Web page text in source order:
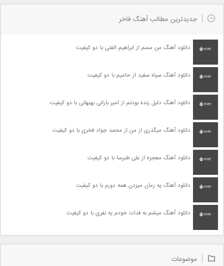
جدیدترین مطالب آهنگ فاخر
دانلود آهنگ من مسم از ابراهیم الفتی با دو کیفیت
دانلود آهنگ سیاه سفید از حامیم با دو کیفیت
دانلود آهنگ دلیل زنده بودنم از امیر بارانی بهبهانی با دو کیفیت
دانلود آهنگ میگذری از من از محمد جواد فخری با دو کیفیت
دانلود آهنگ معجزه از علی طبرسا با دو کیفیت
دانلود آهنگ یه زمان میزدن همه دورم با دو کیفیت
دانلود آهنگ میشم به فدات خودم یه نفری با دو کیفیت
موضوعات